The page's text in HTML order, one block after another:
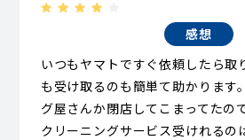
感想
いつもヤマトですぐ依頼したら取
も受け取るのも簡単て助かります
グ屋さんか閉店してこまってたの
クリーニングサービス受けれるの